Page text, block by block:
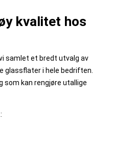
kvalitet hos
samlet et bredt utvalg av
glassflater i hele bedriften.
som kan rengjøre utallige